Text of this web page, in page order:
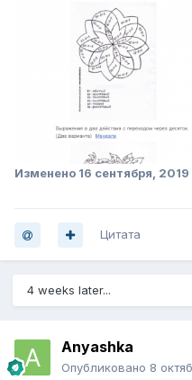
Изменено 16 сентября, 2019
Цитата
4 weeks later...
Anyashka
Опубликовано 8